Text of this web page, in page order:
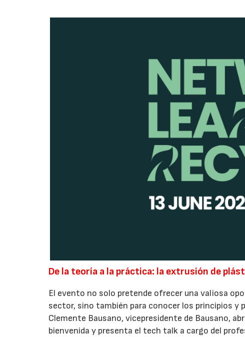
De la teoría a la práctica: la extrusión de
El evento no solo pretende ofrecer una valiosa
sector, sino también para conocer los principios y
Clemente Bausano, vicepresidente de Bausano,
bienvenida y presenta el tech talk a cargo del